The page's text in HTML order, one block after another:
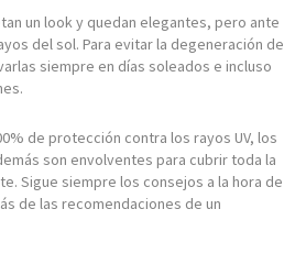
un look y quedan elegantes, pero ante
del sol. Para evitar la degeneración de
siempre en días soleados e incluso
de protección contra los rayos UV, los
son envolventes para cubrir toda la
Sigue siempre los consejos a la hora de
de las recomendaciones de un